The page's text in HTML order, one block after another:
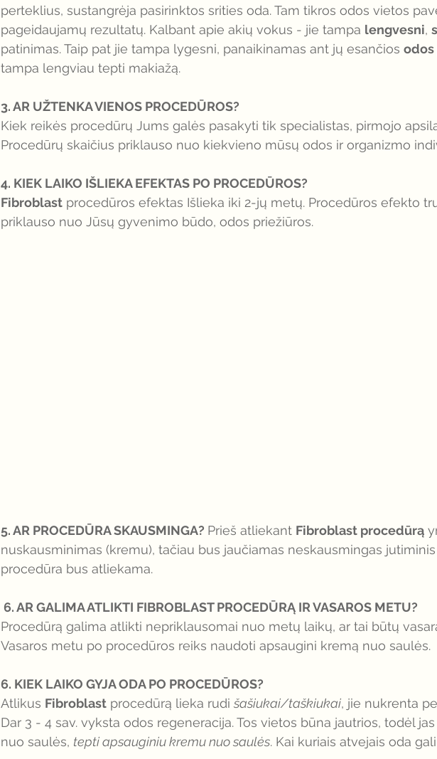
perteklius, sustangrėja pasirinktos srities oda. Tam tikros odos vietos
pageidaujamų rezultatų. Kalbant apie akių vokus - jie tampa lengvesni,
patinimas. Taip pat jie tampa lygesni, panaikinamas ant jų esančios
tampa lengviau tepti makiažą.
3. AR UŽTENKA VIENOS PROCEDŪROS?
Kiek reikės procedūrų Jums galės pasakyti tik specialistas, pirmojo
Procedūrų skaičius priklauso nuo kiekvieno mūsų odos ir organizmo
4. KIEK LAIKO IŠLIEKA EFEKTAS PO PROCEDŪROS?
Fibroblast procedūros efektas Išlieka iki 2-jų metų. Procedūros efekto
priklauso nuo Jūsų gyvenimo būdo, odos priežiūros.
5. AR PROCEDŪRA SKAUSMINGA? Prieš atliekant Fibroblast procedūrą
nuskausminimas (kremu), tačiau bus jaučiamas neskausmingas
procedūra bus atliekama.
6. AR GALIMA ATLIKTI FIBROBLAST PROCEDŪRĄ IR VASAROS METU?
Procedūrą galima atlikti nepriklausomai nuo metų laikų, ar tai būtų
Vasaros metu po procedūros reiks naudoti apsaugini kremą nuo saulės.
6. KIEK LAIKO GYJA ODA PO PROCEDŪROS?
Atlikus Fibroblast procedūrą lieka rudi šašiukai/taškiukai, jie nukrenta
Dar 3 - 4 sav. vyksta odos regeneracija. Tos vietos būna jautrios, todėl
nuo saulės, tepti apsauginiu kremu nuo saulės. Kai kuriais atvejais oda